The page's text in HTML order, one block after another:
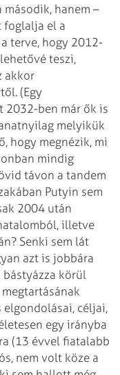
második, hanem –
foglalja el a
terve, hogy 2012-
teszi,
akkor
(Egy
2032-ben már ők is
melyikük
hogy megnézik, mi
mindig
távon a tandem
Putyin sem
2004 után
illetve
Senki sem lát
azt is jobbára
körül
céljai,
egy irányba
(13 évvel fiatalabb
nem volt köze a